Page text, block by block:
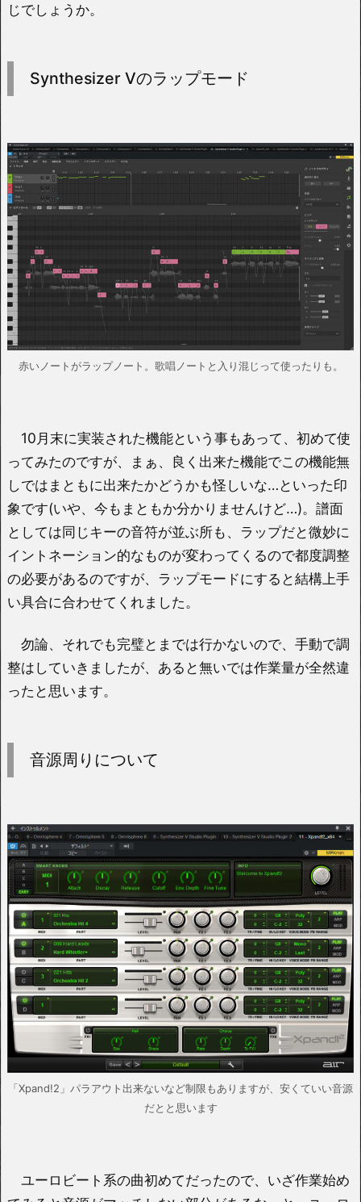
じでしょうか。
Synthesizer Vのラップモード
赤いノートがラップノート。歌唱ノートと入り混じって使ったりも。
10月末に実装された機能という事もあって、初めて使
ってみたのですが、まぁ、良く出来た機能でこの機能無
しではまともに出来たかどうかも怪しいな…といった印
象です(いや、今もまともか分かりませんけど…)。譜面
としては同じキーの音符が並ぶ所も、ラップだと微妙に
イントネーション的なものが変わってくるので都度調整
の必要があるのですが、ラップモードにすると結構上手
い具合に合わせてくれました。
勿論、それでも完璧とまでは行かないので、手動で調
整はしていきましたが、あると無いでは作業量が全然違
ったと思います。
音源周りについて
「Xpand!2」パラアウト出来ないなど制限もありますが、安くていい音源
だとと思います
ユーロビート系の曲初めてだったので、いざ作業始め